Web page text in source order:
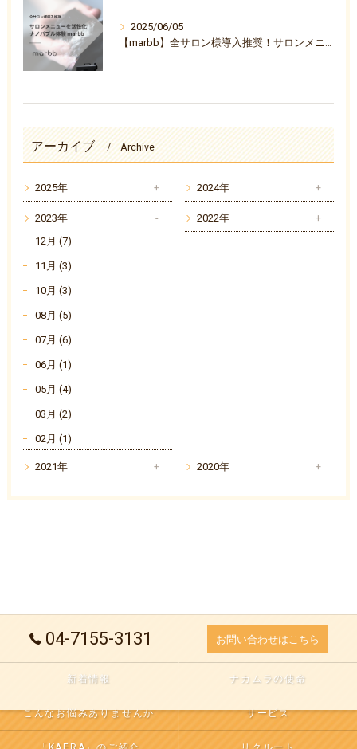
2025/06/05
アーカイブ Archive
2025年 2024年
2023年
12月 (7)
11月 (3)
10月 (3)
08月 (5)
07月 (6)
06月 (1)
05月 (4)
03月 (2)
02月 (1)
2022年
2021年 2020年
04-7155-3131 お問い合わせはこちら
新着情報 ナカムラの使命
こんなお悩みありませんか サービス